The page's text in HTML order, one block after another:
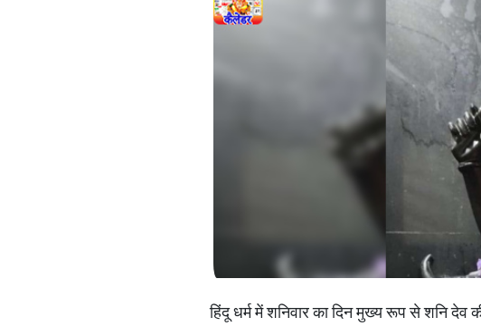
हिंदू धर्म में शनिवार का दिन मुख्य रूप से शनि देव